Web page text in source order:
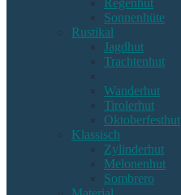
Regenhut
Sonnenhüte
Rustikal
Jagdhut
Trachtenhut
Wanderhut
Tirolerhut
Oktoberfesthut
Klassisch
Zylinderhut
Melonenhut
Sombrero